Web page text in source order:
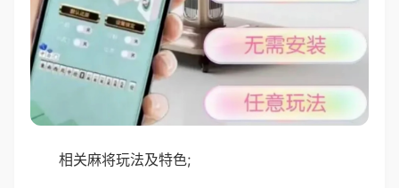
相关麻将玩法及特色;